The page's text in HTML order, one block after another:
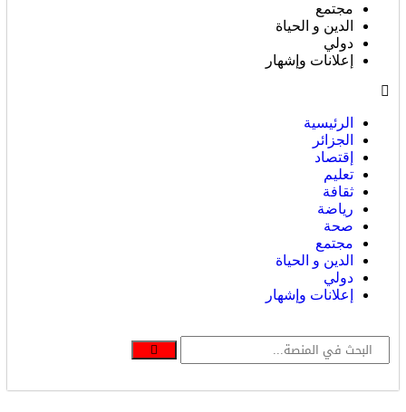
مجتمع
الدين و الحياة
دولي
إعلانات وإشهار
الرئيسية
الجزائر
إقتصاد
تعليم
ثقافة
رياضة
صحة
مجتمع
الدين و الحياة
دولي
إعلانات وإشهار